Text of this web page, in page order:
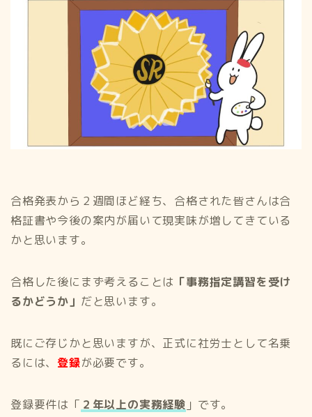
合格発表から２週間ほど経ち、合格された皆さんは合
格証書や今後の案内が届いて現実味が増してきている
かと思います。
合格した後にまず考えることは 「事務指定講習を受け
るかどうか」 だと思います。
既にご存じかと思いますが、正式に社労士として名乗
るには、 登録が必要です。
登録要件は「 ２年以上の実務経験 」です。